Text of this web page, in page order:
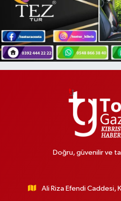
Doğru, güvenilir ve
Ali Riza Efendi Caddesi,